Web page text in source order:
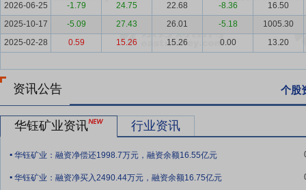
元/吨，全年价格修复态势显著。
要点9：铜行业
2025年，LME铜现货结算价整体呈现先震荡调整、
要点10：战略优势
（一）华钰公司扎根西藏，依托扎西康矿山、拉
选企业。西藏是我国有色金属的战略储备基地，为公司的长期可持续
采矿和探矿项目坐落在念青唐古拉铅锌银铁多金属成矿带上，查个勒
80.91万金属吨、锌资源量137.32万金属吨、锑资源量44.51万金属
公司坚持“做大做强主营业务，向贵金属业务板块拓展，做好战略转
司黄金储量持续增加，塔铝金业项目黄金可控资源量为42.27金属吨
2026-06-25 -1.79 24.75 22.68 -8.36
16.50
2025-10-17
-5.09 27.43 26.01 -5.18
1005.30
2025-02-28
0.59 15.26 15.26 0.00 13.20
资讯公告 个股
华钰矿业资讯 行业资讯
. 华钰矿业：融资净偿还1998.7万元，融资余额16.55亿元
. 华钰矿业：融资净买入2490.44万元，融资余额16.75亿元